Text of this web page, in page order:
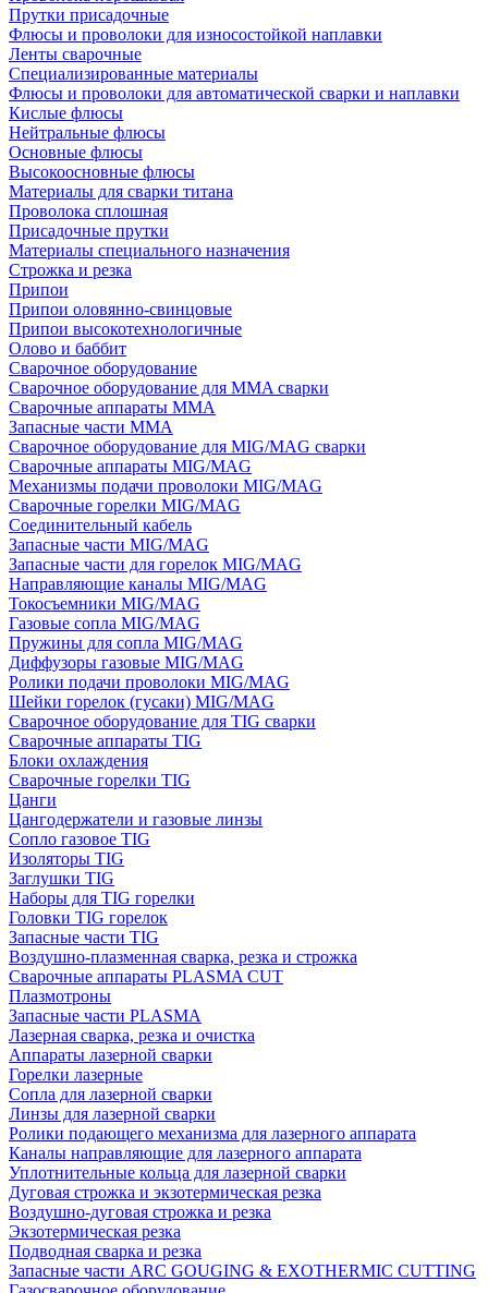
Прутки присадочные
Флюсы и проволоки для износостойкой наплавки
Ленты сварочные
Специализированные материалы
Флюсы и проволоки для автоматической сварки и наплавки
Кислые флюсы
Нейтральные флюсы
Основные флюсы
Высокоосновные флюсы
Материалы для сварки титана
Проволока сплошная
Присадочные прутки
Материалы специального назначения
Строжка и резка
Припои
Припои оловянно-свинцовые
Припои высокотехнологичные
Олово и баббит
Сварочное оборудование
Сварочное оборудование для MMA сварки
Сварочные аппараты MMA
Запасные части MMA
Сварочное оборудование для MIG/MAG сварки
Сварочные аппараты MIG/MAG
Механизмы подачи проволоки MIG/MAG
Сварочные горелки MIG/MAG
Соединительный кабель
Запасные части MIG/MAG
Запасные части для горелок MIG/MAG
Направляющие каналы MIG/MAG
Токосъемники MIG/MAG
Газовые сопла MIG/MAG
Пружины для сопла MIG/MAG
Диффузоры газовые MIG/MAG
Ролики подачи проволоки MIG/MAG
Шейки горелок (гусаки) MIG/MAG
Сварочное оборудование для TIG сварки
Сварочные аппараты TIG
Блоки охлаждения
Сварочные горелки TIG
Цанги
Цангодержатели и газовые линзы
Сопло газовое TIG
Изоляторы TIG
Заглушки TIG
Наборы для TIG горелки
Головки TIG горелок
Запасные части TIG
Воздушно-плазменная сварка, резка и строжка
Сварочные аппараты PLASMA CUT
Плазмотроны
Запасные части PLASMA
Лазерная сварка, резка и очистка
Аппараты лазерной сварки
Горелки лазерные
Сопла для лазерной сварки
Линзы для лазерной сварки
Ролики подающего механизма для лазерного аппарата
Каналы направляющие для лазерного аппарата
Уплотнительные кольца для лазерной сварки
Дуговая строжка и экзотермическая резка
Воздушно-дуговая строжка и резка
Экзотермическая резка
Подводная сварка и резка
Запасные части ARC GOUGING & EXOTHERMIC CUTTING